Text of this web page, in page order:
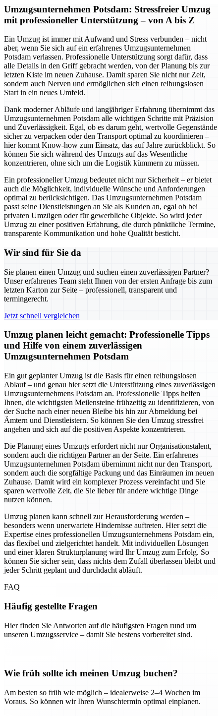
Umzugsunternehmen Potsdam: Stressfreier Umzug
mit professioneller Unterstützung – von A bis Z
Ein Umzug ist immer mit Aufwand und Stress verbunden – nicht
aber, wenn Sie sich auf ein erfahrenes Umzugsunternehmen
Potsdam verlassen. Professionelle Unterstützung sorgt dafür, dass
alle Details in den Griff gebracht werden, von der Planung bis zur
letzten Kiste im neuen Zuhause. Damit sparen Sie nicht nur Zeit,
sondern auch Nerven und ermöglichen sich einen reibungslosen
Start in ein neues Umfeld.
Dank moderner Abläufe und langjähriger Erfahrung übernimmt das
Umzugsunternehmen Potsdam alle wichtigen Schritte mit Präzision
und Zuverlässigkeit. Egal, ob es darum geht, wertvolle Gegenstände
sicher zu verpacken oder den Transport optimal zu koordinieren –
hier kommt Know-how zum Einsatz, das auf Jahre zurückblickt. So
können Sie sich während des Umzugs auf das Wesentliche
konzentrieren, ohne sich um die Logistik kümmern zu müssen.
Ein professioneller Umzug bedeutet nicht nur Sicherheit – er bietet
auch die Möglichkeit, individuelle Wünsche und Anforderungen
optimal zu berücksichtigen. Das Umzugsunternehmen Potsdam
passt seine Dienstleistungen an Sie als Kunden an, egal ob bei
privaten Umzügen oder für gewerbliche Objekte. So wird jeder
Umzug zu einer positiven Erfahrung, die durch pünktliche Termine,
transparente Kommunikation und hohe Qualität besticht.
Wir sind für Sie da
Sie planen einen Umzug und suchen einen zuverlässigen Partner?
Unser erfahrenes Team steht Ihnen von der ersten Anfrage bis zum
letzten Karton zur Seite – professionell, transparent und
termingerecht.
Jetzt schnell vergleichen
Umzug planen leicht gemacht: Professionelle Tipps
und Hilfe von einem zuverlässigen
Umzugsunternehmen Potsdam
Ein gut geplanter Umzug ist die Basis für einen reibungslosen
Ablauf – und genau hier setzt die Unterstützung eines zuverlässigen
Umzugsunternehmens Potsdam an. Professionelle Tipps helfen
Ihnen, die wichtigsten Meilensteine frühzeitig zu identifizieren, von
der Suche nach einer neuen Bleibe bis hin zur Abmeldung bei
Ämtern und Dienstleistern. So können Sie den Umzug stressfrei
angehen und sich auf die positiven Aspekte konzentrieren.
Die Planung eines Umzugs erfordert nicht nur Organisationstalent,
sondern auch die richtigen Partner an der Seite. Ein erfahrenes
Umzugsunternehmen Potsdam übernimmt nicht nur den Transport,
sondern auch die sorgfältige Packung und das Einräumen im neuen
Zuhause. Damit wird ein komplexer Prozess vereinfacht und Sie
sparen wertvolle Zeit, die Sie lieber für andere wichtige Dinge
nutzen können.
Umzug planen kann schnell zur Herausforderung werden –
besonders wenn unerwartete Hindernisse auftreten. Hier setzt die
Expertise eines professionellen Umzugsunternehmens Potsdam ein,
das flexibel und zielgerichtet handelt. Mit individuellen Lösungen
und einer klaren Strukturplanung wird Ihr Umzug zum Erfolg. So
können Sie sicher sein, dass nichts dem Zufall überlassen bleibt und
jeder Schritt geplant und durchdacht abläuft.
FAQ
Häufig gestellte Fragen
Hier finden Sie Antworten auf die häufigsten Fragen rund um
unseren Umzugsservice – damit Sie bestens vorbereitet sind.
Wie früh sollte ich meinen Umzug buchen?
Am besten so früh wie möglich – idealerweise 2–4 Wochen im
Voraus. So können wir Ihren Wunschtermin optimal einplanen.